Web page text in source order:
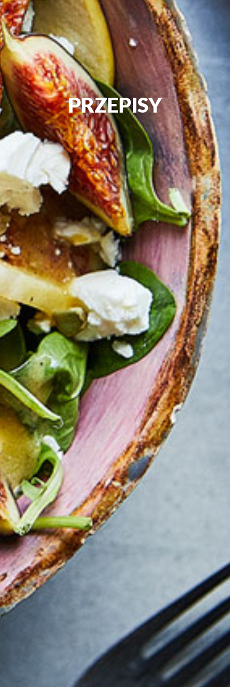
PRZEPISY